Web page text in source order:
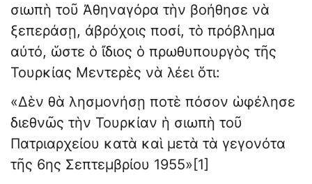
σιωπὴ τοῦ Ἀθηναγόρα τὴν βοήθησε νὰ
ξεπεράσῃ, ἀβρόχοις ποσί, τὸ πρόβλημα
αὐτό, ὥστε ὁ ἴδιος ὁ πρωθυπουργὸς τῆς
Τουρκίας Μεντερὲς νὰ λέει ὅτι:
«Δὲν θὰ λησμονήσῃ ποτὲ πόσον ὡφέλησε
διεθνῶς τὴν Τουρκίαν ἡ σιωπὴ τοῦ
Πατριαρχείου κατὰ καὶ μετὰ τὰ γεγονότα
τῆς 6ης Σεπτεμβρίου 1955»[1]